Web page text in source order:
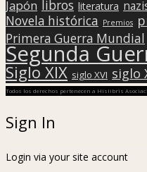
Japón libros literatura
Novela histórica Premios
Primera Guerra Mundial
Segunda
Siglo XIX siglo XVI siglo
Todos los derechos pertenecen a Hislibris
Sign In
Login via your site account